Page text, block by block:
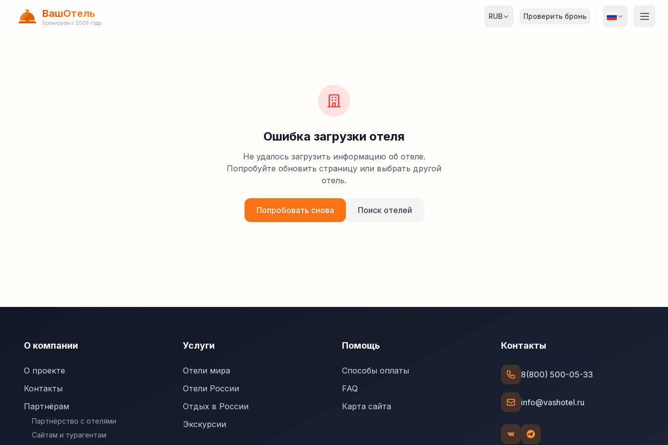
ВашОтель
Бронируем с 2009 года
RUB Проверить бронь
Ошибка загрузки отеля
Не удалось загрузить информацию об отеле.
Попробуйте обновить страницу или выбрать другой
отель.
Попробовать снова Поиск отелей
О компании
О проекте
Контакты
Партнёрам
Партнёрство с отелями
Сайтам и турагентам
Услуги
Отели мира
Отели России
Отдых в России
Экскурсии
Помощь
Способы оплаты
FAQ
Карта сайта
Контакты
8(800) 500-05-33
info@vashotel.ru